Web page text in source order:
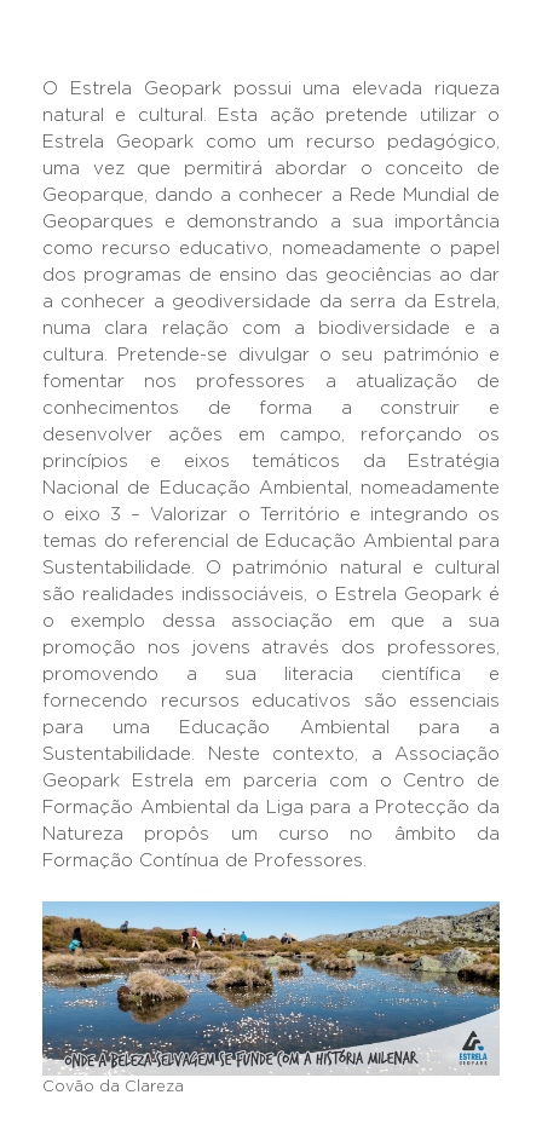
O Estrela Geopark possui uma elevada riqueza
natural e cultural. Esta ação pretende utilizar o
Estrela Geopark como um recurso pedagógico,
uma vez que permitirá abordar o conceito de
Geoparque, dando a conhecer a Rede Mundial de
Geoparques e demonstrando a sua importância
como recurso educativo, nomeadamente o papel
dos programas de ensino das geociências ao dar
a conhecer a geodiversidade da serra da Estrela,
numa clara relação com a biodiversidade e a
cultura. Pretende-se divulgar o seu património e
fomentar nos professores a atualização de
conhecimentos de forma a construir e
desenvolver ações em campo, reforçando os
princípios e eixos temáticos da Estratégia
Nacional de Educação Ambiental, nomeadamente
o eixo 3 – Valorizar o Território e integrando os
temas do referencial de Educação Ambiental para
Sustentabilidade. O património natural e cultural
são realidades indissociáveis, o Estrela Geopark é
o exemplo dessa associação em que a sua
promoção nos jovens através dos professores,
promovendo a sua literacia científica e
fornecendo recursos educativos são essenciais
para uma Educação Ambiental para a
Sustentabilidade. Neste contexto, a Associação
Geopark Estrela em parceria com o Centro de
Formação Ambiental da Liga para a Protecção da
Natureza propôs um curso no âmbito da
Formação Contínua de Professores.
Covão da Clareza